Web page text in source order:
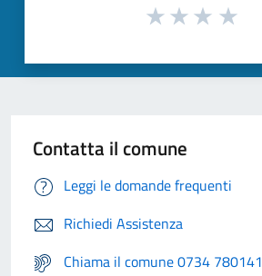
Contatta il comune
Leggi le domande frequenti
Richiedi Assistenza
Chiama il comune 0734 780141